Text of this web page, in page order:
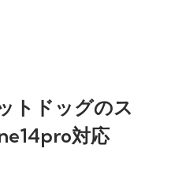
トドッグのス
対応